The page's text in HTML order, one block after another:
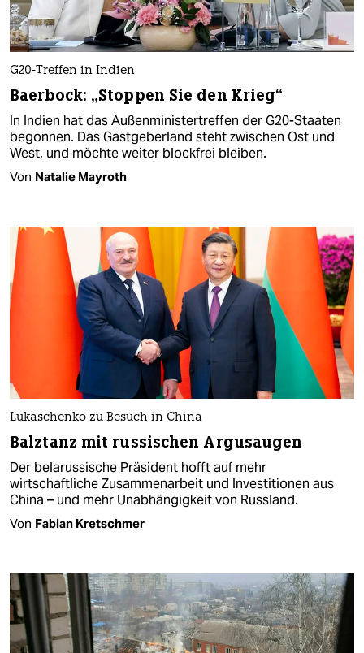
G20-Treffen in Indien
Baerbock: „Stoppen Sie den Krieg“
In Indien hat das Außenministertreffen der G20-Staaten
begonnen. Das Gastgeberland steht zwischen Ost und
West, und möchte weiter blockfrei bleiben.
Von Natalie Mayroth
Lukaschenko zu Besuch in China
Balztanz mit russischen Argusaugen
Der belarussische Präsident hofft auf mehr
wirtschaftliche Zusammenarbeit und Investitionen aus
China – und mehr Unabhängigkeit von Russland.
Von Fabian Kretschmer